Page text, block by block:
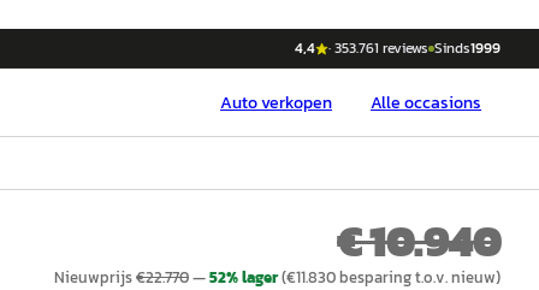
4,4 ·353.761 reviews Sinds1999
Autoverkopen Alle occasions
€ 10.940
Nieuwprijs€22.770—52% lager(€11.830besparing t.o.v. nieuw)